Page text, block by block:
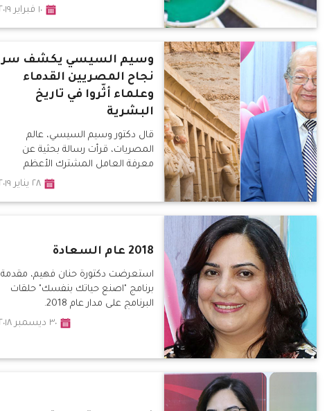
١٠ فبراير ٢٠١٩
وسيم السيسي يكشف سر
نجاح المصريين القدماء
وعلماء أثّروا في تاريخ
البشرية
قال دكتور وسيم السيسي، عالم
المصريات، قرأت رسالة بحثية عن
معرفة العامل المشترك الأعظم
٢٨ يناير ٢٠١٩
2018 عام السعادة
استعرضت دكتورة حنان فهيم، مقدمة
برنامج "اصنع حياتك بنفسك" حلقات
البرنامج على مدار عام 2018.
٣٠ ديسمبر ٢٠١٨